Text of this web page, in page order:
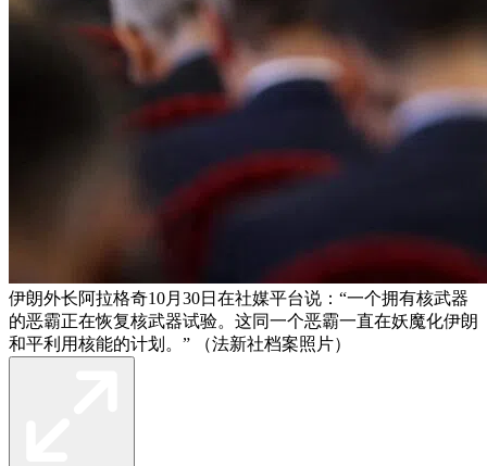
伊朗外长阿拉格奇10月30日在社媒平台说：“一个拥有核武器
的恶霸正在恢复核武器试验。这同一个恶霸一直在妖魔化伊朗
和平利用核能的计划。” （法新社档案照片）